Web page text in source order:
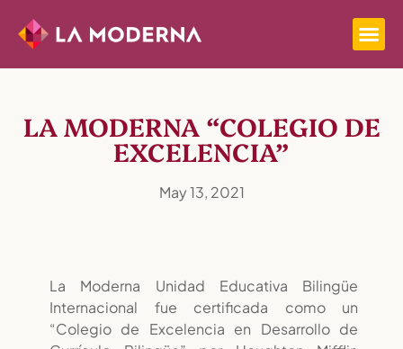
LA MODERNA “COLEGIO DE
EXCELENCIA”
May 13, 2021
La Moderna Unidad Educativa Bilingüe
Internacional fue certificada como un
“Colegio de Excelencia en Desarrollo de